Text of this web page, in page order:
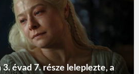
évad 7. része leleplezte, a